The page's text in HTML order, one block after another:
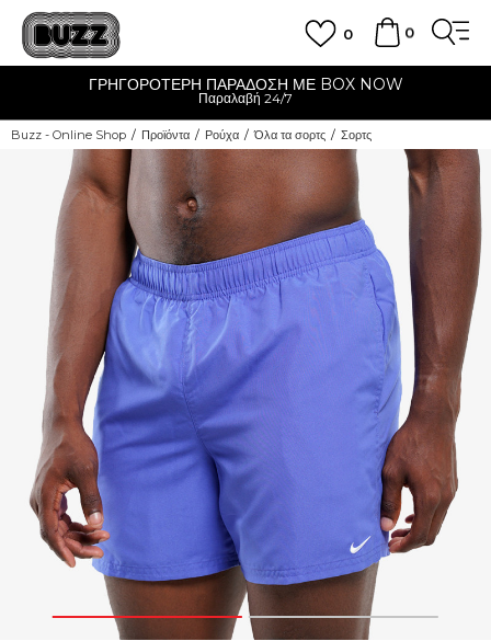
0
0
ΓΡΗΓΟΡΟΤΕΡΗ ΠΑΡΑΔΟΣΗ ΜΕ BOX NOW
Παραλαβή 24/7
Buzz - Online Shop Προϊόντα Ρούχα Όλα τα σορτς Σορτς
1 2